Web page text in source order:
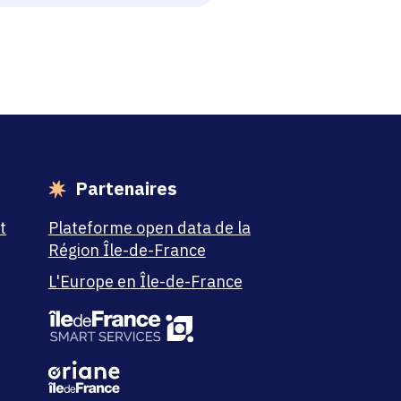
Partenaires
Plateforme open data de la
Région Île-de-France
L'Europe en Île-de-France